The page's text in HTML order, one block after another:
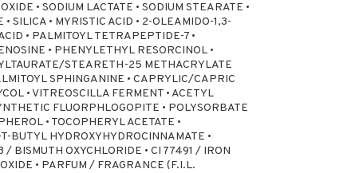
• SODIUM LACTATE • SODIUM STEARATE •
SILICA • MYRISTIC ACID • 2-OLEAMIDO-1,3-
• PALMITOYL TETRAPEPTIDE-7 •
• PHENYLETHYL RESORCINOL •
STEARETH-25 METHACRYLATE
SPHINGANINE • CAPRYLIC/CAPRIC
• VITREOSCILLA FERMENT • ACETYL
FLUORPHLOGOPITE • POLYSORBATE
• TOCOPHERYL ACETATE •
BUTYL HYDROXYHYDROCINNAMATE •
/ BISMUTH OXYCHLORIDE • CI 77491 / IRON
• PARFUM / FRAGRANCE (F.I.L.